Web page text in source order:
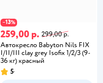
−13%
259,00 р. 299,00 р.
Автокресло Babyton Nils FIX
I/II/III clay grey Isofix 1/2/3 (9-
36 кг) красный
5